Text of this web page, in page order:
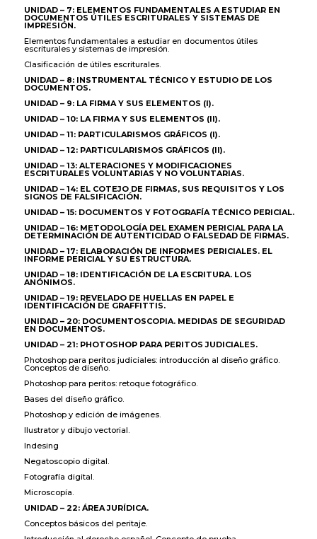
UNIDAD – 7: ELEMENTOS FUNDAMENTALES A ESTUDIAR EN
DOCUMENTOS ÚTILES ESCRITURALES Y SISTEMAS DE
IMPRESIÓN.
Elementos fundamentales a estudiar en documentos útiles
escriturales y sistemas de impresión.
Clasificación de útiles escriturales.
UNIDAD – 8: INSTRUMENTAL TÉCNICO Y ESTUDIO DE LOS
DOCUMENTOS.
UNIDAD – 9: LA FIRMA Y SUS ELEMENTOS (I).
UNIDAD – 10: LA FIRMA Y SUS ELEMENTOS (II).
UNIDAD – 11: PARTICULARISMOS GRÁFICOS (I).
UNIDAD – 12: PARTICULARISMOS GRÁFICOS (II).
UNIDAD – 13: ALTERACIONES Y MODIFICACIONES
ESCRITURALES VOLUNTARIAS Y NO VOLUNTARIAS.
UNIDAD – 14: EL COTEJO DE FIRMAS, SUS REQUISITOS Y LOS
SIGNOS DE FALSIFICACIÓN.
UNIDAD – 15: DOCUMENTOS Y FOTOGRAFÍA TÉCNICO PERICIAL.
UNIDAD – 16: METODOLOGÍA DEL EXAMEN PERICIAL PARA LA
DETERMINACIÓN DE AUTENTICIDAD O FALSEDAD DE FIRMAS.
UNIDAD – 17: ELABORACIÓN DE INFORMES PERICIALES. EL
INFORME PERICIAL Y SU ESTRUCTURA.
UNIDAD – 18: IDENTIFICACIÓN DE LA ESCRITURA. LOS
ANÓNIMOS.
UNIDAD – 19: REVELADO DE HUELLAS EN PAPEL E
IDENTIFICACIÓN DE GRAFFITTIS.
UNIDAD – 20: DOCUMENTOSCOPIA. MEDIDAS DE SEGURIDAD
EN DOCUMENTOS.
UNIDAD – 21: PHOTOSHOP PARA PERITOS JUDICIALES.
Photoshop para peritos judiciales: introducción al diseño gráfico.
Conceptos de diseño.
Photoshop para peritos: retoque fotográfico.
Bases del diseño gráfico.
Photoshop y edición de imágenes.
Ilustrator y dibujo vectorial.
Indesing
Negatoscopio digital.
Fotografía digital.
Microscopía.
UNIDAD – 22: ÁREA JURÍDICA.
Conceptos básicos del peritaje.